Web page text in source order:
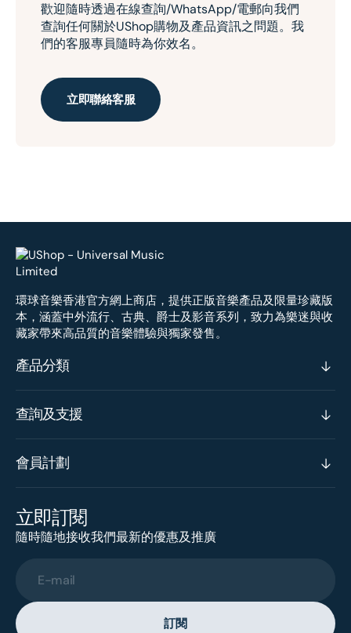
歡迎隨時透過在線查詢/WhatsApp/電郵向我們
查詢任何關於UShop購物及產品資訊之問題。我
們的客服專員隨時為你效名。
立即聯絡客服
環球音樂香港官方網上商店，提供正版音樂產品及限量珍藏版
本，涵蓋中外流行、古典、爵士及影音系列，致力為樂迷與收
藏家帶來高品質的音樂體驗與獨家發售。
產品分類
查詢及支援
會員計劃
立即訂閱
隨時隨地接收我們最新的優惠及推廣
E-mail
訂閱